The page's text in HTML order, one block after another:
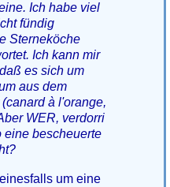
Ich habe viel
fündig
Sterneköche
Ich kann mir
es sich um
aus dem
à l'orange,
WER, verdorri
eine bescheuerte
um eine